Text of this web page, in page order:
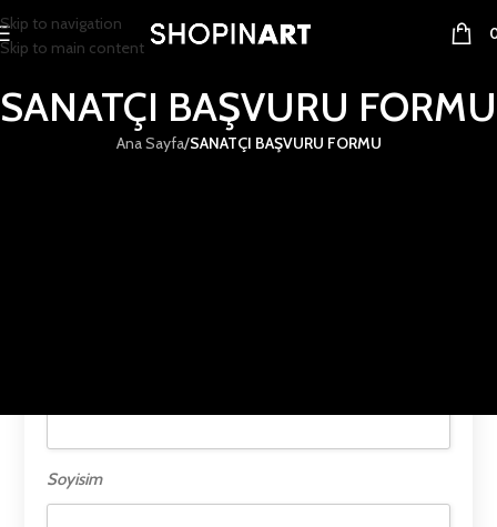
Skip to navigation
Skip to main content
SANATÇI BAŞVURU FORMU
Ana Sayfa/SANATÇI BAŞVURU FORMU
Soyisim